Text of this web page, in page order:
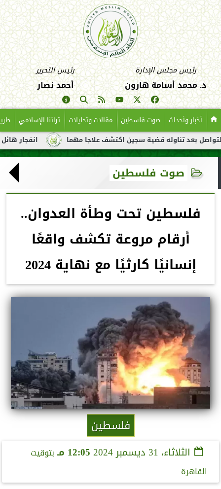
رئيس مجلس الإدارة
د. محمد أسامة هارون
رئيس التحرير
أحمد نصار
أخبار وأحداث صوت فلسطين مقالات وتحليلات تراثنا الإسلامي
انفجار هائل لناقلة تناوله قضية سجين اكتشف علاجا مهما
صوت فلسطين
فلسطين تحت وطأة العدوان..
أرقام مروعة تكشف واقعًا
إنسانيًا كارثيًا مع نهاية 2024
فلسطين
الثلاثاء، 31 ديسمبر 2024 12:05 مـ
بتوقيت
القاهرة